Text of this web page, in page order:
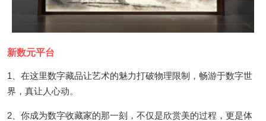
新数元平台
1、在这里数字藏品让艺术的魅力打破物理限制，畅游于数字世
界，真让人心动。
2、你成为数字收藏家的那一刻，不仅是欣赏美的过程，更是体